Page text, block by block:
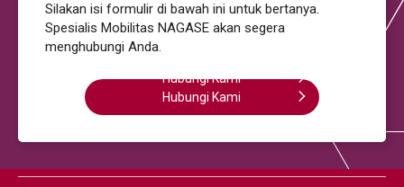
Silakan isi formulir di bawah ini untuk bertanya.
Spesialis Mobilitas NAGASE akan segera
menghubungi Anda.
Hubungi Kami
Hubungi Kami